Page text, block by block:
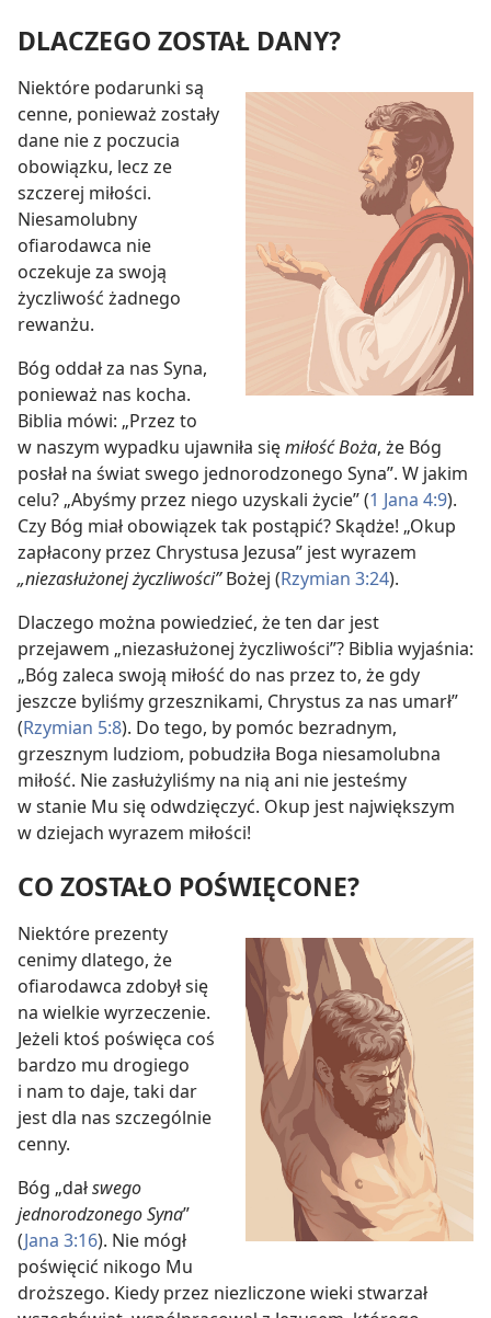
DLACZEGO ZOSTAŁ DANY?
Niektóre podarunki są
cenne, ponieważ zostały
dane nie z poczucia
obowiązku, lecz ze
szczerej miłości.
Niesamolubny
ofiarodawca nie
oczekuje za swoją
życzliwość żadnego
rewanżu.
Bóg oddał za nas Syna,
ponieważ nas kocha.
Biblia mówi: „Przez to
w naszym wypadku ujawniła sięmiłość Boża, że Bóg
posłał na świat swego jednorodzonego Syna”. W jakim
celu? „Abyśmy przez niego uzyskali życie” (1 Jana 4:9).
Czy Bóg miał obowiązek tak postąpić? Skądże! „Okup
zapłacony przez Chrystusa Jezusa” jest wyrazem
„niezasłużonej życzliwości”Bożej (Rzymian 3:24).
Dlaczego można powiedzieć, że ten dar jest
przejawem „niezasłużonej życzliwości”? Biblia wyjaśnia:
„Bóg zaleca swoją miłość do nas przez to, że gdy
jeszcze byliśmy grzesznikami, Chrystus za nas umarł”
(Rzymian 5:8). Do tego, by pomóc bezradnym,
grzesznym ludziom, pobudziła Boga niesamolubna
miłość. Nie zasłużyliśmy na nią ani nie jesteśmy
w stanie Mu się odwdzięczyć. Okup jest największym
w dziejach wyrazem miłości!
CO ZOSTAŁO POŚWIĘCONE?
Niektóre prezenty
cenimy dlatego, że
ofiarodawca zdobył się
na wielkie wyrzeczenie.
Jeżeli ktoś poświęca coś
bardzo mu drogiego
i nam to daje, taki dar
jest dla nas szczególnie
cenny.
Bóg „dałswego
jednorodzonego Syna”
(Jana 3:16). Nie mógł
poświęcić nikogo Mu
droższego. Kiedy przez niezliczone wieki stwarzał